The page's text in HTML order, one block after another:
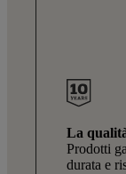
La
Prodotti
durata e